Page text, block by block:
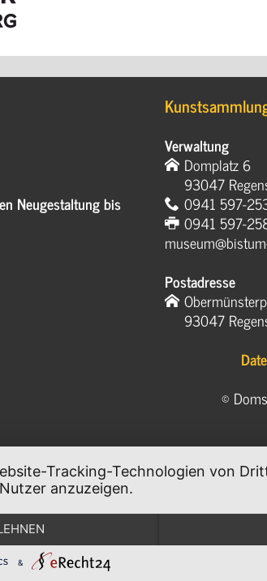
Neugestaltung bis
Verwaltung
Domplatz 6
93047
0941 597-
0941 597-
Postadresse
93047
©
Tracking-Technologien von
anzuzeigen.
&